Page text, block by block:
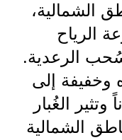
الابتدائية
المتوسطة
الشمالية،
الرياح
الرعدية.
وخفيفة إلى
الغُبار
الشمالية